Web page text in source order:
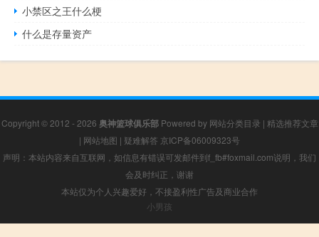
小禁区之王什么梗
什么是存量资产
Copyright © 2012 - 2026 奥神篮球俱乐部Powered by 网站分类目录 | 精选推荐文章
| 网站地图 | 疑难解答 京ICP备06009323号
声明：本站内容来自互联网，如信息有错误可发邮件到f_fb#foxmail.com说明，我们
会及时纠正，谢谢
本站仅为个人兴趣爱好，不接盈利性广告及商业合作
小男孩